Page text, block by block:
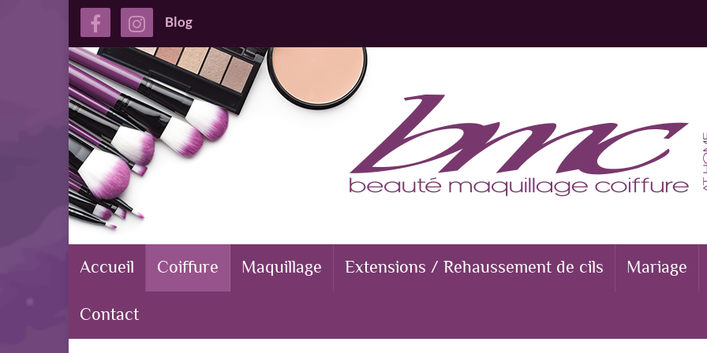
Blog
Accueil Coiffure Maquillage Extensions / Rehaussement de cils Mariage
Contact